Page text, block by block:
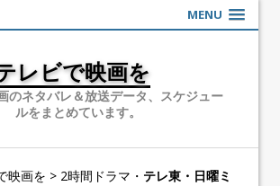
MENU
レビで映画を
のネタバレ＆放送データ、スケジュー
ルをまとめています。
映画を > 2時間ドラマ・ テレ東・日曜ミ